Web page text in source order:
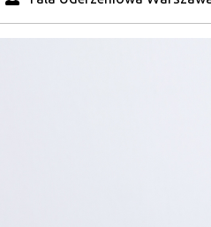
2016